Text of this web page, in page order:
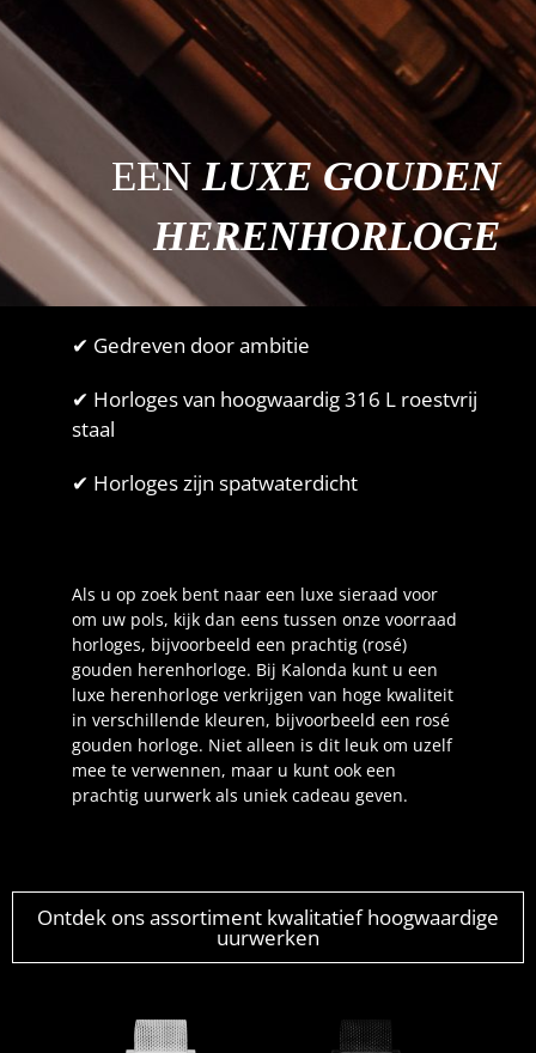
EEN LUXE GOUDEN
HERENHORLOGE
✔ Gedreven door ambitie
✔ Horloges van hoogwaardig 316 L roestvrij
staal
✔ Horloges zijn spatwaterdicht
Als u op zoek bent naar een luxe sieraad voor
om uw pols, kijk dan eens tussen onze voorraad
horloges, bijvoorbeeld een prachtig (rosé)
gouden herenhorloge. Bij Kalonda kunt u een
luxe herenhorloge verkrijgen van hoge kwaliteit
in verschillende kleuren, bijvoorbeeld een rosé
gouden horloge. Niet alleen is dit leuk om uzelf
mee te verwennen, maar u kunt ook een
prachtig uurwerk als uniek cadeau geven.
Ontdek ons assortiment kwalitatief hoogwaardige
uurwerken